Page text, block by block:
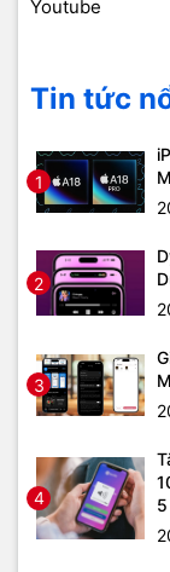
Youtube
Tin tức
1
2
3
4